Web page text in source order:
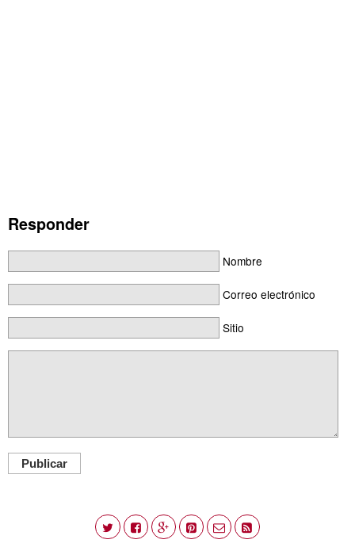
Responder
Nombre
Correo electrónico
Sitio
Publicar